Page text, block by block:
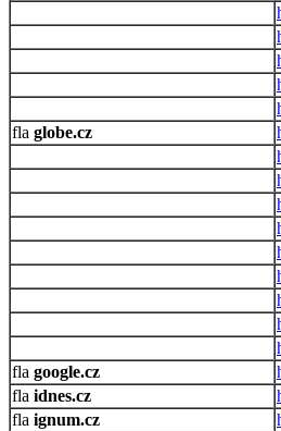
globe.cz
google.cz
idnes.cz
ignum.cz